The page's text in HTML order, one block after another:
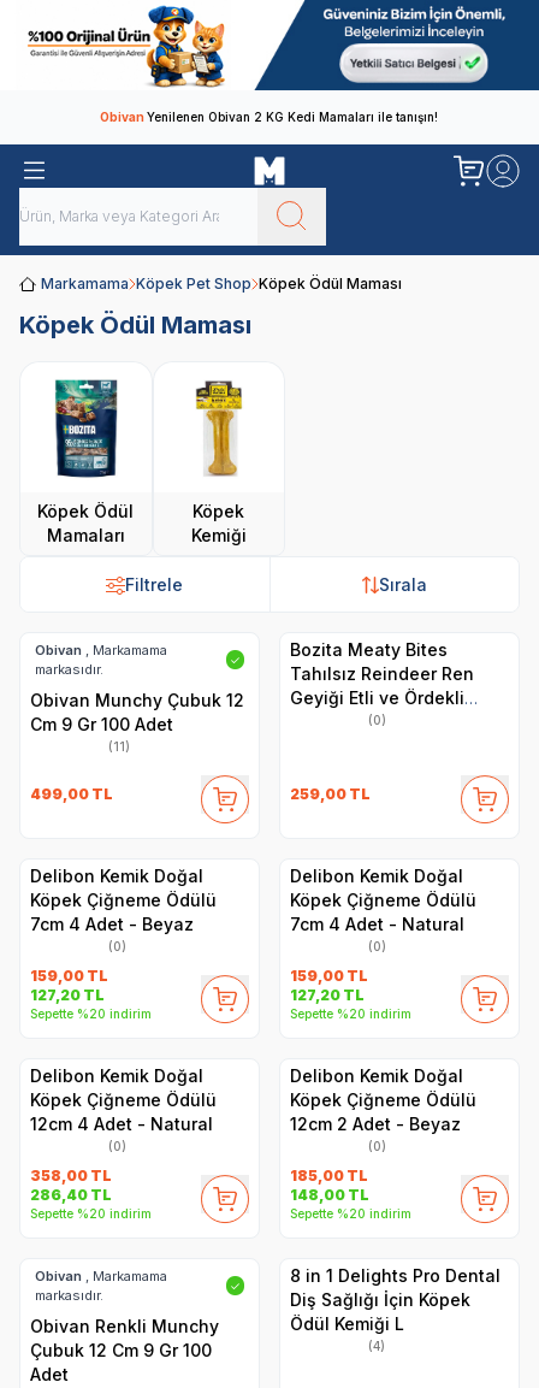
ObivanYenilenen Obivan 2 KG Kedi Mamaları ile tanışın!
Markamama Köpek Pet Shop Köpek Ödül Maması
Köpek Ödül Maması
Köpek Ödül
Mamaları
Köpek
Kemiği
Filtrele Sırala
Obivan , Markamama
markasıdır.
✓
Obivan Munchy Çubuk 12
Cm 9 Gr 100 Adet
(11)
499,00 TL
Bozita Meaty Bites
Tahılsız Reindeer Ren
Geyiği Etli ve Ördekli
Köpek Ödül Maması 70 gr
(0)
259,00 TL
Delibon Kemik Doğal
Köpek Çiğneme Ödülü
7cm 4 Adet - Beyaz
(0)
159,00 TL
127,20 TL
Sepette %20 indirim
Delibon Kemik Doğal
Köpek Çiğneme Ödülü
7cm 4 Adet - Natural
(0)
159,00 TL
127,20 TL
Sepette %20 indirim
Delibon Kemik Doğal
Köpek Çiğneme Ödülü
12cm 4 Adet - Natural
(0)
358,00 TL
286,40 TL
Sepette %20 indirim
Delibon Kemik Doğal
Köpek Çiğneme Ödülü
12cm 2 Adet - Beyaz
(0)
185,00 TL
148,00 TL
Sepette %20 indirim
Obivan , Markamama
markasıdır.
✓
Obivan Renkli Munchy
Çubuk 12 Cm 9 Gr 100
Adet
8 in 1 Delights Pro Dental
Diş Sağlığı İçin Köpek
Ödül Kemiği L
(4)